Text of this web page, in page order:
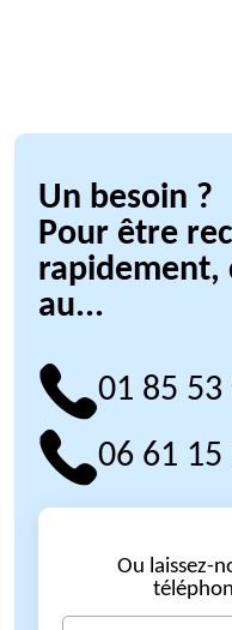
Un besoin ?
Pour être
rapidement,
au...
01 85 53
06 61 15
Ou laissez-